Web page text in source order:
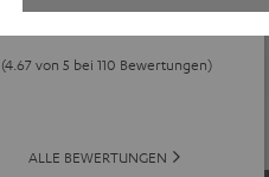
(4.67 von 5 bei 110 Bewertungen)
ALLE BEWERTUNGEN